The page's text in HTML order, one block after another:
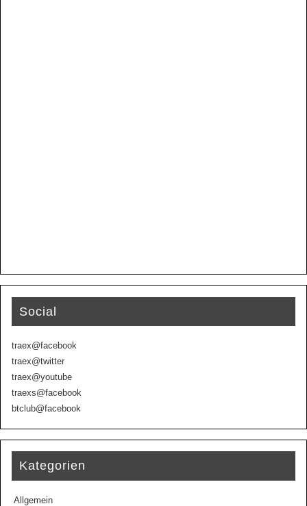
Social
traex@facebook
traex@twitter
traex@youtube
traexs@facebook
btclub@facebook
Kategorien
Allgemein